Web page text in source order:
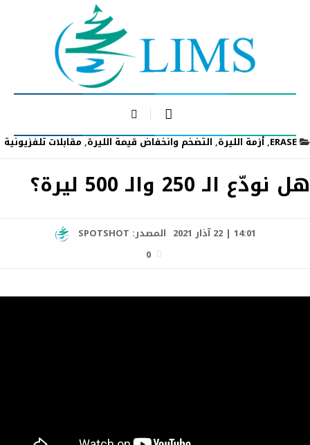
ERASE
,أزمة الليرة,التضخم وانخفاض قيمة الليرة,مقابلات تلفزيونية
هل نودّع الـ 250 والـ 500 ليرة؟
14:01 | 22 آذار 2021 المصدر: SPOTSHOT
0